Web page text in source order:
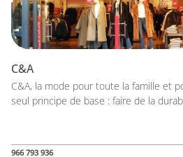
C&A
C&A, la mode pour toute la famille et
seul principe de base : faire de la
966 793 936